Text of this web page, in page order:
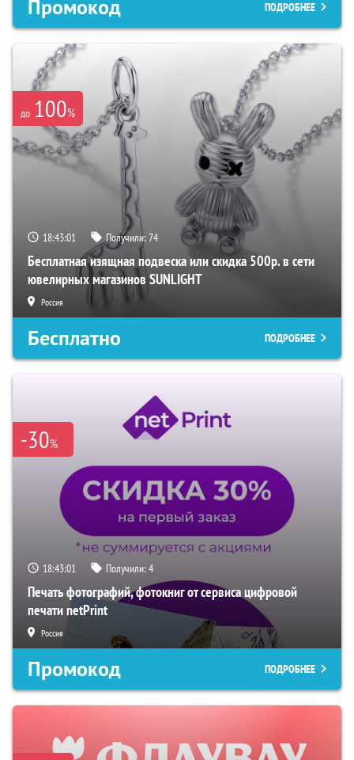
Промокод ПОДРОБНЕЕ
до 100%
18:43:00 Получили:74
Бесплатная изящная подвеска или скидка 500р. в сети
ювелирных магазинов SUNLIGHT
Россия
Бесплатно ПОДРОБНЕЕ
-30%
18:43:00 Получили:4
Печать фотографий, фотокниг от сервиса цифровой
печати netPrint
Россия
Промокод ПОДРОБНЕЕ